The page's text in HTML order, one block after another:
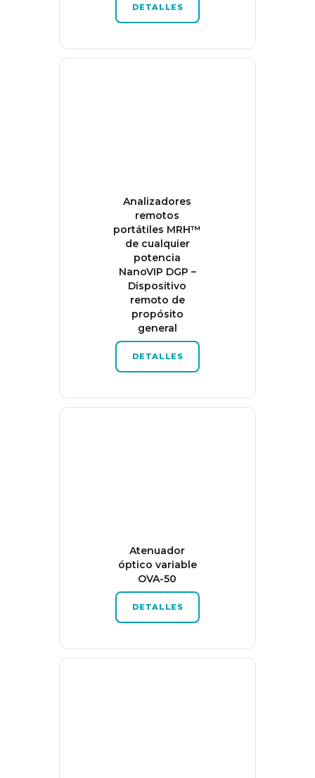
DETALLES
Analizadores
remotos
portátiles MRH™
de cualquier
potencia
NanoVIP DGP –
Dispositivo
remoto de
propósito
general
DETALLES
Atenuador
óptico variable
OVA-50
DETALLES